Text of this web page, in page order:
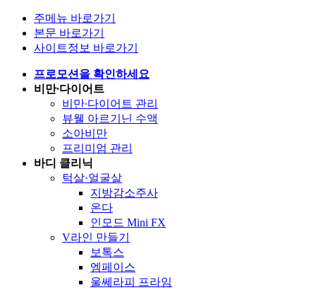
주메뉴 바로가기
본문 바로가기
사이트정보 바로가기
프로모션을 확인하세요
비만∙다이어트
비만∙다이어트 관리
뷰웰 아르기닌 수액
소아비만
프리미엄 관리
바디 클리닉
턱살·얼굴살
지방감소주사
온다
인모드 Mini FX
V라인 만들기
보톡스
엠페이스
울쎄라피 프라임